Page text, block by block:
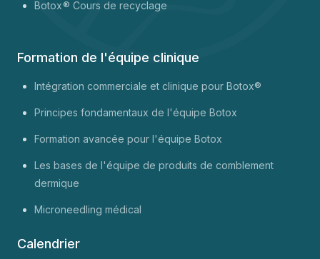
Botox® Cours de recyclage
Formation de l'équipe clinique
Intégration commerciale et clinique pour Botox®
Principes fondamentaux de l'équipe Botox
Formation avancée pour l'équipe Botox
Les bases de l'équipe de produits de comblement
dermique
Microneedling médical
Calendrier